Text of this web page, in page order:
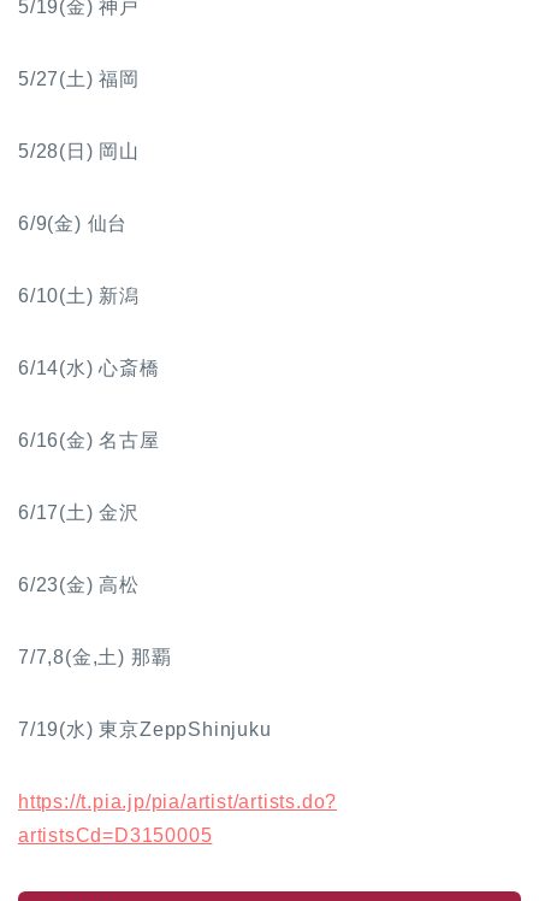
5/19(金) 神戸
5/27(土) 福岡
5/28(日) 岡山
6/9(金) 仙台
6/10(土) 新潟
6/14(水) 心斎橋
6/16(金) 名古屋
6/17(土) 金沢
6/23(金) 高松
7/7,8(金,土) 那覇
7/19(水) 東京ZeppShinjuku
https://t.pia.jp/pia/artist/artists.do?
artistsCd=D3150005